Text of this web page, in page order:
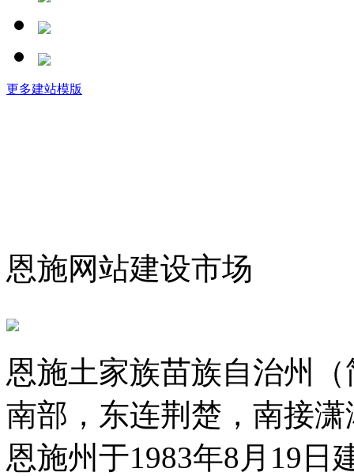
更多建站模版
恩施网站建设市场
恩施土家族苗族自治州
南部，东连荆楚，南接
恩施州于1983年8月19日